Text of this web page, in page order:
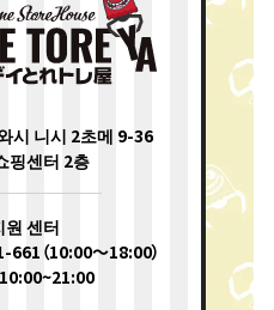
시 니시 2초메 9-36
핑센터 2층
원 센터
（10:00〜18:00）